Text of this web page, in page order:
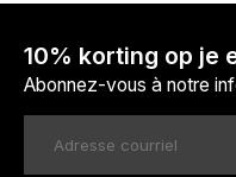
10% korting op je
Abonnez-vous à notre